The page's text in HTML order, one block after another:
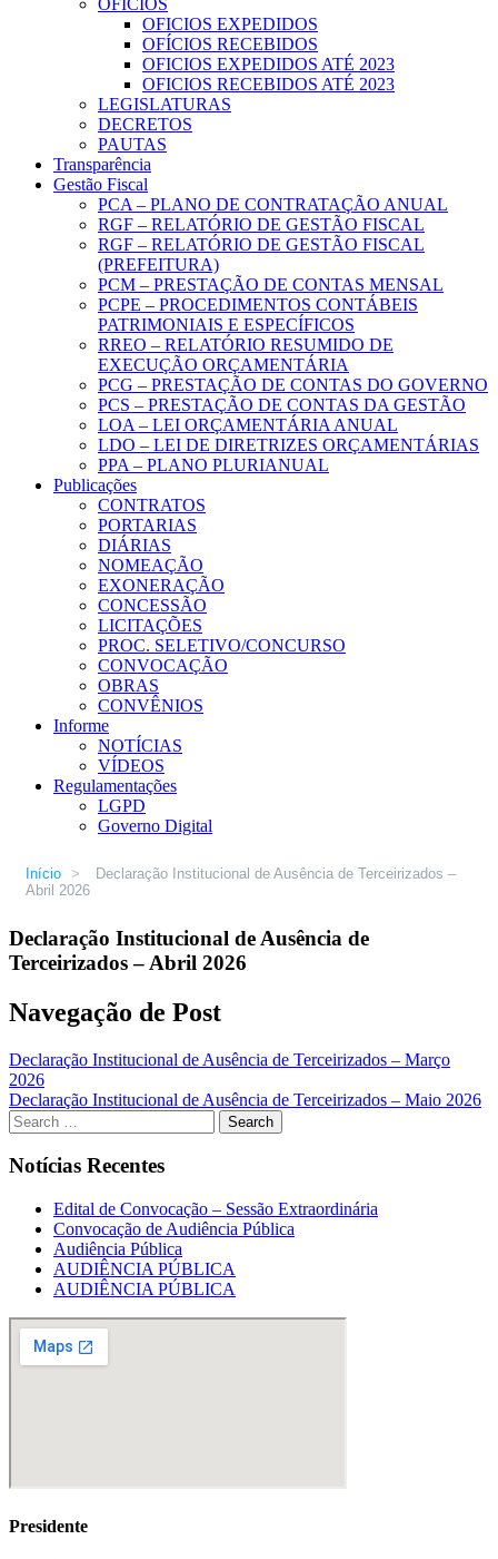
OFICIOS
OFICIOS EXPEDIDOS
OFÍCIOS RECEBIDOS
OFICIOS EXPEDIDOS ATÉ 2023
OFICIOS RECEBIDOS ATÉ 2023
LEGISLATURAS
DECRETOS
PAUTAS
Transparência
Gestão Fiscal
PCA – PLANO DE CONTRATAÇÃO ANUAL
RGF – RELATÓRIO DE GESTÃO FISCAL
RGF – RELATÓRIO DE GESTÃO FISCAL
(PREFEITURA)
PCM – PRESTAÇÃO DE CONTAS MENSAL
PCPE – PROCEDIMENTOS CONTÁBEIS
PATRIMONIAIS E ESPECÍFICOS
RREO – RELATÓRIO RESUMIDO DE
EXECUÇÃO ORÇAMENTÁRIA
PCG – PRESTAÇÃO DE CONTAS DO GOVERNO
PCS – PRESTAÇÃO DE CONTAS DA GESTÃO
LOA – LEI ORÇAMENTÁRIA ANUAL
LDO – LEI DE DIRETRIZES ORÇAMENTÁRIAS
PPA – PLANO PLURIANUAL
Publicações
CONTRATOS
PORTARIAS
DIÁRIAS
NOMEAÇÃO
EXONERAÇÃO
CONCESSÃO
LICITAÇÕES
PROC. SELETIVO/CONCURSO
CONVOCAÇÃO
OBRAS
CONVÊNIOS
Informe
NOTÍCIAS
VÍDEOS
Regulamentações
LGPD
Governo Digital
Início >
Declaração Institucional de Ausência de Terceirizados –
Abril 2026
Declaração Institucional de Ausência de
Terceirizados – Abril 2026
Navegação de Post
Declaração Institucional de Ausência de Terceirizados – Março
2026
Declaração Institucional de Ausência de Terceirizados – Maio 2026
Notícias Recentes
Edital de Convocação – Sessão Extraordinária
Convocação de Audiência Pública
Audiência Pública
AUDIÊNCIA PÚBLICA
AUDIÊNCIA PÚBLICA
Presidente